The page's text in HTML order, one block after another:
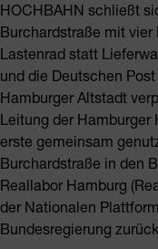
HOCHBAHN schließt
Burchardstraße mit
Lastenrad statt
und die Deutschen
Hamburger Altstadt
Leitung der Hamburger
erste gemeinsam
Burchardstraße in den
Reallabor Hamburg
der Nationalen
Bundesregierung